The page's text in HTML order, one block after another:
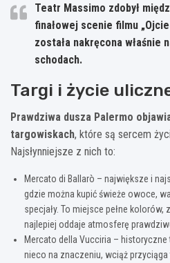
Teatr Massimo zdobył
finałowej scenie filmu
została nakręcona właśnie
schodach.
Targi i życie
Prawdziwa dusza Palermo
targowiskach, które są sercem
Najsłynniejsze z nich to:
Mercato di Ballarò – największe i
gdzie można kupić świeże owoce,
specjały. To miejsce pełne
najlepiej oddaje atmosferę
Mercato della Vucciria –
nieco na znaczeniu, wciąż